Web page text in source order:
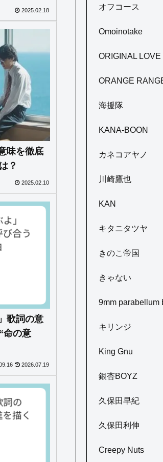
2025.02.18
味を徹底
？
2025.02.10
歌詞の意
命の意
2026.07.19
オフコース
Omoinotake
ORIGINAL LOVE
ORANGE
海援隊
KANA-BOON
カネコアヤノ
川崎鷹也
KAN
キタニタツヤ
きのこ帝国
きゃない
9mm parabellum
キリンジ
King Gnu
銀杏BOYZ
久保田早紀
久保田利伸
Creepy Nuts